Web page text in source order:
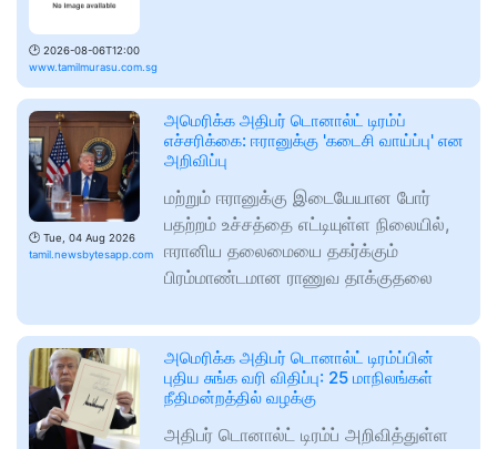
🕑 2026-08-06T12:00
www.tamilmurasu.com.sg
🕑 Tue, 04 Aug 2026
tamil.newsbytesapp.com
அமெரிக்க அதிபர் டொனால்ட் டிரம்ப்
எச்சரிக்கை: ஈரானுக்கு 'கடைசி வாய்ப்பு' என
அறிவிப்பு
மற்றும் ஈரானுக்கு இடையேயான போர்
பதற்றம் உச்சத்தை எட்டியுள்ள நிலையில்,
ஈரானிய தலைமையை தகர்க்கும்
பிரம்மாண்டமான ராணுவ தாக்குதலை
அமெரிக்க அதிபர் டொனால்ட் டிரம்ப்பின்
புதிய சுங்க வரி விதிப்பு: 25 மாநிலங்கள்
நீதிமன்றத்தில் வழக்கு
அதிபர் டொனால்ட் டிரம்ப் அறிவித்துள்ள